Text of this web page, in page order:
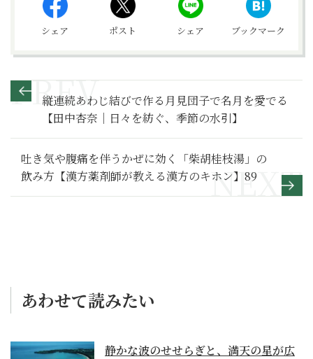
シェア ポスト シェア ブックマーク
縦連続あわじ結びで作る月見団子で名月を愛でる
【田中杏奈｜日々を紡ぐ、季節の水引】
吐き気や腹痛を伴うかぜに効く「柴胡桂枝湯」の
飲み方【漢方薬剤師が教える漢方のキホン】89
あわせて読みたい
静かな波のせせらぎと、満天の星が広